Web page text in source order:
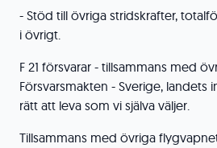
- Stöd till övriga stridskrafter,
i övrigt.
F 21 försvarar - tillsammans med
Försvarsmakten - Sverige, landets
rätt att leva som vi själva väljer.
Tillsammans med övriga